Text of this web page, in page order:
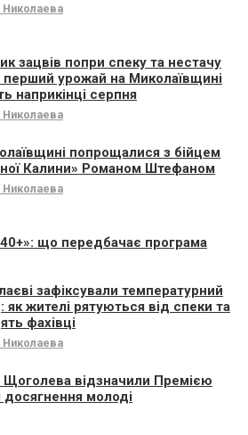
зацвів попри спеку та нестачу
перший урожай на Миколаївщині
наприкінці серпня
попрощалися з бійцем
Калини» Романом Штефаном
40+»: що передбачає програма
зафіксували температурний
як жителі рятуються від спеки та
фахівці
відзначили Премією
досягнення молоді